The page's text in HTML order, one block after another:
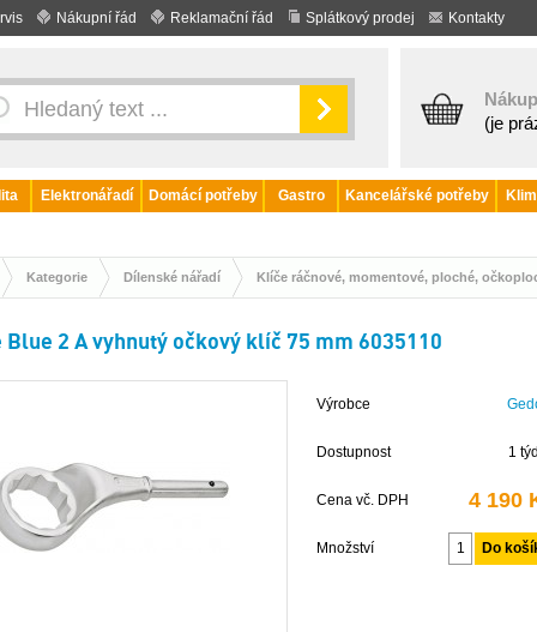
Nákupní řád Reklamační řád Splátkový prodej Kontakty
(je
Elektronářadí Domácí potřeby Gastro Kancelářské potřeby
Kategorie Dílenské nářadí Klíče ráčnové, momentové, ploché,
Blue 2 A vyhnutý očkový klíč 75 mm 6035110
Výrobce
Dostupnost 1
Cena vč. DPH 4 190
Množství